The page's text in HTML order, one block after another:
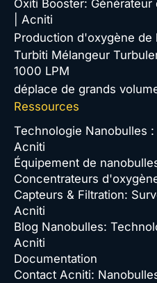
Oxiti Booster:
| Acniti
Production d'oxygène de
Turbiti Mélangeur
1000 LPM
déplace de grands
Ressources
Technologie Nanobulles
Acniti
Équipement de
Concentrateurs
Capteurs & Filtration:
Acniti
Blog Nanobulles:
Acniti
Documentation
Contact Acniti: